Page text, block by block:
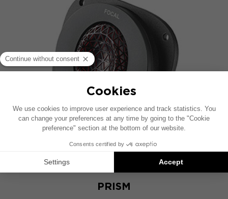
PRISM